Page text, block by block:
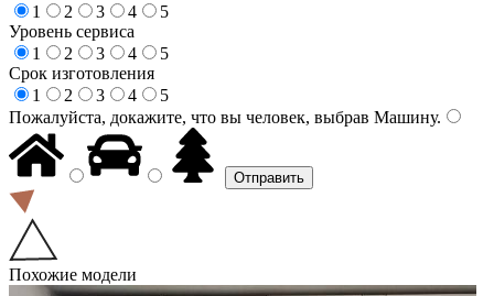
1
2 3 4
5
Уровень сервиса
1
2 3 4
5
Срок изготовления
1
2 3 4
5
Пожалуйста, докажите, что вы человек, выбрав Машину.
Похожие модели